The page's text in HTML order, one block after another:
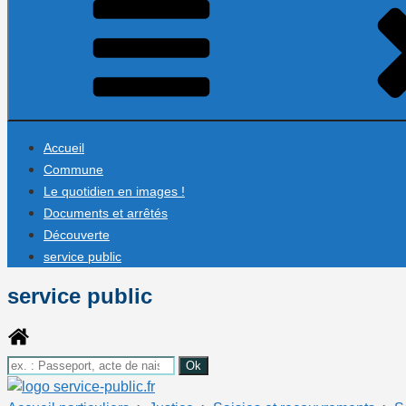
Accueil
Commune
Le quotidien en images !
Documents et arrêtés
Découverte
service public
service public